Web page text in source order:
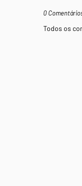
0
Todos os